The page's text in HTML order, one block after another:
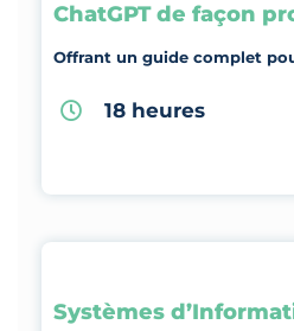
ChatGPT de façon
Offrant un guide complet
18 heures